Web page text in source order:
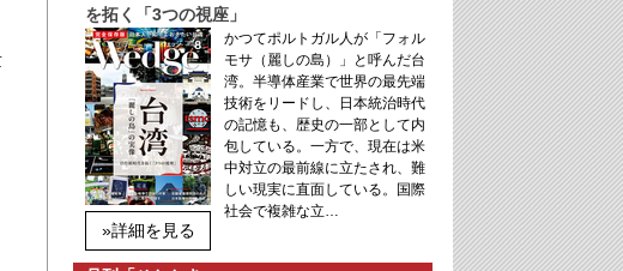
を拓く「3つの視座」
»詳細を見る
かつてポルトガル人が「フォル
モサ（麗しの島）」と呼んだ台
湾。半導体産業で世界の最先端
技術をリードし、日本統治時代
の記憶も、歴史の一部として内
包している。一方で、現在は米
中対立の最前線に立たされ、難
しい現実に直面している。国際
社会で複雑な立…